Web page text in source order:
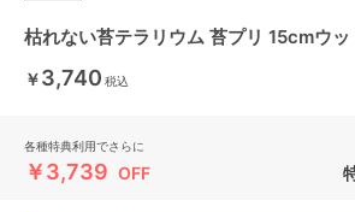
枯れない苔テラリウム 苔プリ 15cmウ
￥3,740 税込
各種特典利用でさらに
￥3,739 OFF